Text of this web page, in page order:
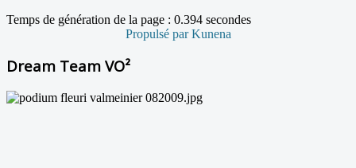
Temps de génération de la page : 0.394 secondes
Propulsé parKunena
Dream Team VO²